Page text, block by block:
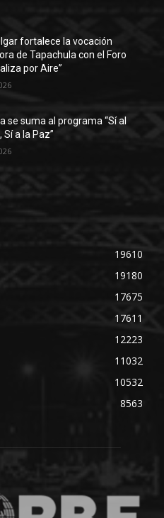
fortalece la vocación
de Tapachula con el Foro
por Aire”
se suma al programa “Sí al
Sí a la Paz”
19610
19180
17675
17611
12223
11032
10532
8563